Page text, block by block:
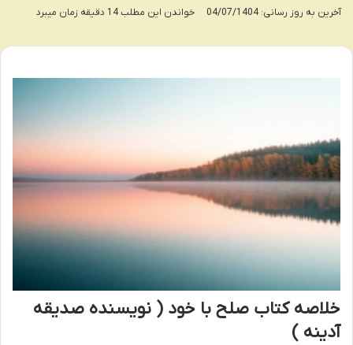
آخرین به روز رسانی: 04/07/1404 خواندن این مطلب 14 دقیقه زمان میبرد
خلاصه کتاب صلح با خود ( نویسنده صدیقه
آدینه )